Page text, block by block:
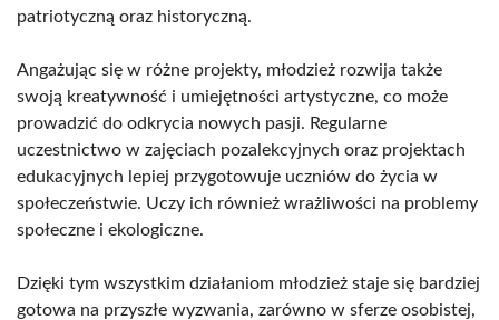
patriotyczną oraz historyczną.
Angażując się w różne projekty, młodzież rozwija także
swoją kreatywność i umiejętności artystyczne, co może
prowadzić do odkrycia nowych pasji. Regularne
uczestnictwo w zajęciach pozalekcyjnych oraz projektach
edukacyjnych lepiej przygotowuje uczniów do życia w
społeczeństwie. Uczy ich również wrażliwości na problemy
społeczne i ekologiczne.
Dzięki tym wszystkim działaniom młodzież staje się bardziej
gotowa na przyszłe wyzwania, zarówno w sferze osobistej,